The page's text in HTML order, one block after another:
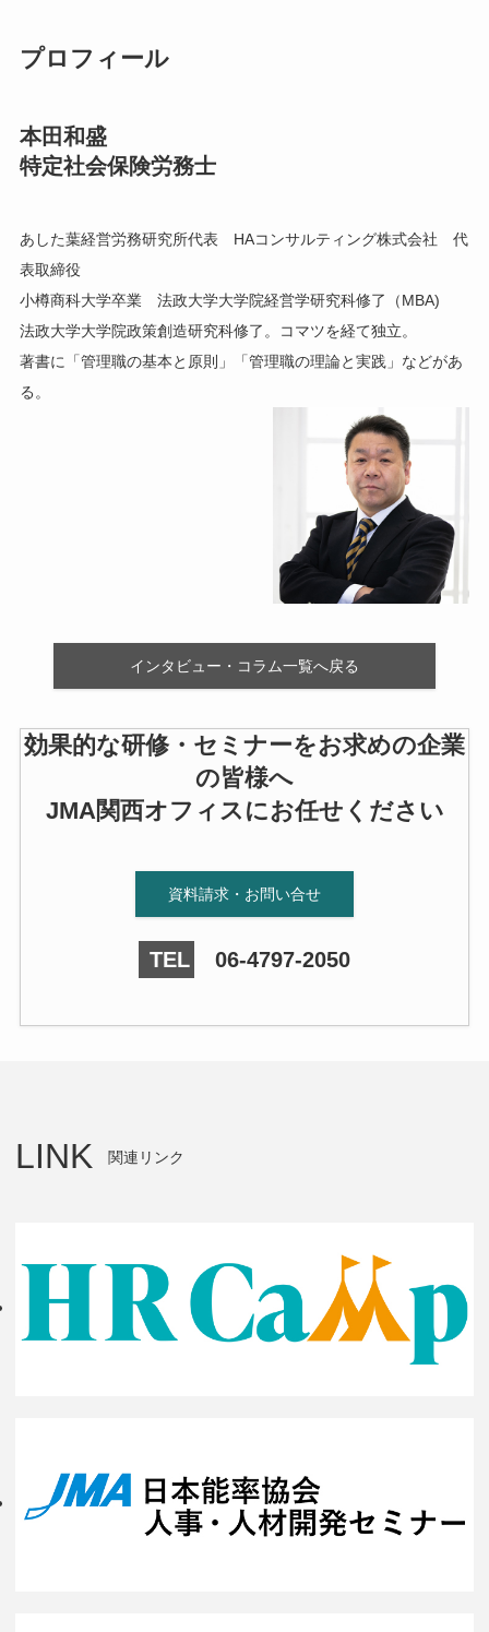
プロフィール
本田和盛
特定社会保険労務士
あした葉経営労務研究所代表 HAコンサルティング株式会社 代
表取締役
小樽商科大学卒業 法政大学大学院経営学研究科修了（MBA)
法政大学大学院政策創造研究科修了。コマツを経て独立。
著書に「管理職の基本と原則」「管理職の理論と実践」などがあ
る。
インタビュー・コラム一覧へ戻る
効果的な研修・セミナーをお求めの企業
の皆様へ
JMA関西オフィスにお任せください
資料請求・お問い合せ
TEL 06-4797-2050
LINK 関連リンク